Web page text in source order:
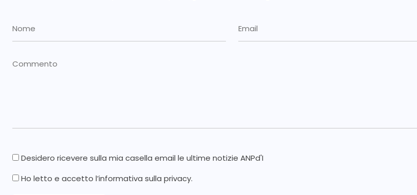
Desidero ricevere sulla mia casella email le ultime notizie ANPd'I
Ho letto e accetto l’informativa sulla privacy.